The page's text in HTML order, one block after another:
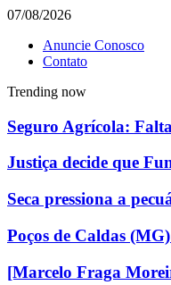
07/08/2026
Anuncie Conosco
Contato
Trending now
Seguro Agrícola:
Justiça decide que
Seca pressiona a
Poços de Caldas
[Marcelo Fraga